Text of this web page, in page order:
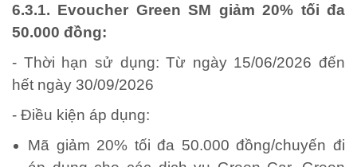
6.3.1. Evoucher Green SM giảm 20% tối đa
50.000 đồng:
- Thời hạn sử dụng: Từ ngày 15/06/2026 đến
hết ngày 30/09/2026
- Điều kiện áp dụng:
Mã giảm 20% tối đa 50.000 đồng/chuyến đi